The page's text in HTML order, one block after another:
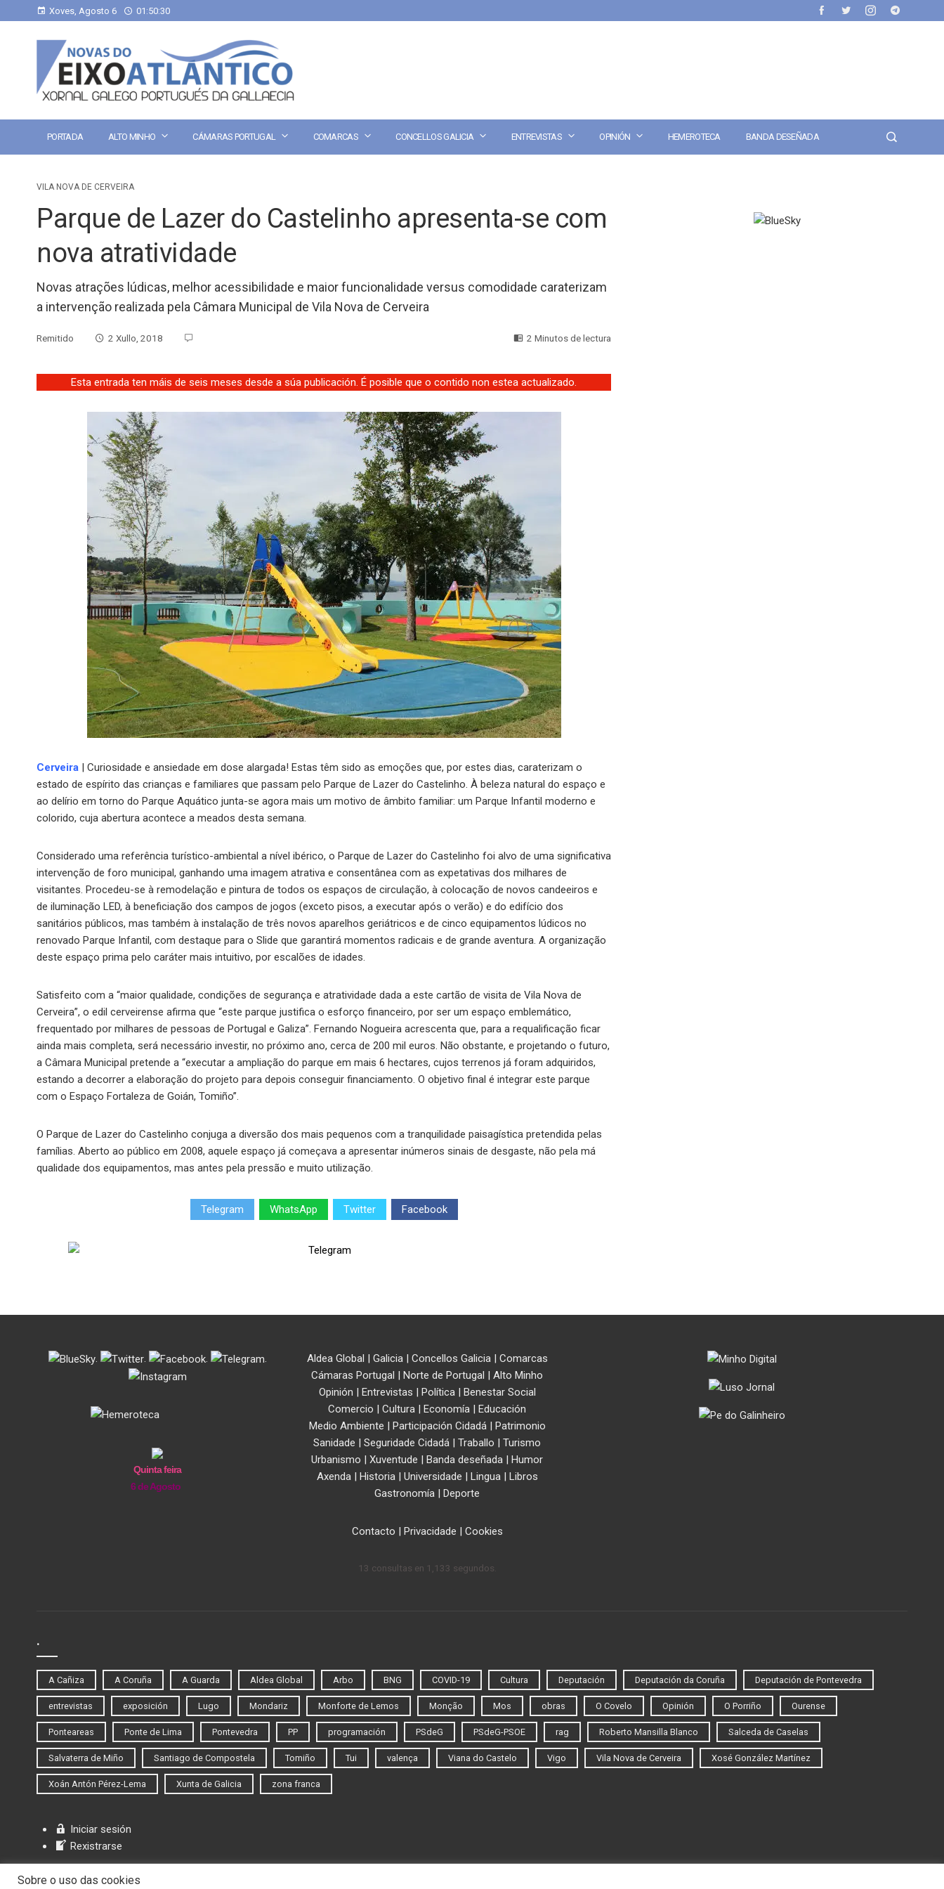
Xoves, Agosto 6 01:50:30
PORTADA ALTO MINHO CÁMARAS PORTUGAL COMARCAS CONCELLOS GALICIA ENTREVISTAS OPINIÓN HEMEROTECA BANDA DESEÑADA
VILA NOVA DE CERVEIRA
Parque de Lazer do Castelinho apresenta-se com
nova atratividade
Novas atrações lúdicas, melhor acessibilidade e maior funcionalidade versus comodidade caraterizam
a intervenção realizada pela Câmara Municipal de Vila Nova de Cerveira
Remitido 2 Xullo, 2018 2 Minutos de lectura
Esta entrada ten máis de seis meses desde a súa publicación. É posible que o contido non estea actualizado.
Cerveira | Curiosidade e ansiedade em dose alargada! Estas têm sido as emoções que, por estes dias, caraterizam o
estado de espírito das crianças e familiares que passam pelo Parque de Lazer do Castelinho. À beleza natural do espaço e
ao delírio em torno do Parque Aquático junta-se agora mais um motivo de âmbito familiar: um Parque Infantil moderno e
colorido, cuja abertura acontece a meados desta semana.
Considerado uma referência turístico-ambiental a nível ibérico, o Parque de Lazer do Castelinho foi alvo de uma significativa
intervenção de foro municipal, ganhando uma imagem atrativa e consentânea com as expetativas dos milhares de
visitantes. Procedeu-se à remodelação e pintura de todos os espaços de circulação, à colocação de novos candeeiros e
de iluminação LED, à beneficiação dos campos de jogos (exceto pisos, a executar após o verão) e do edifício dos
sanitários públicos, mas também à instalação de três novos aparelhos geriátricos e de cinco equipamentos lúdicos no
renovado Parque Infantil, com destaque para o Slide que garantirá momentos radicais e de grande aventura. A organização
deste espaço prima pelo caráter mais intuitivo, por escalões de idades.
Satisfeito com a “maior qualidade, condições de segurança e atratividade dada a este cartão de visita de Vila Nova de
Cerveira”, o edil cerveirense afirma que “este parque justifica o esforço financeiro, por ser um espaço emblemático,
frequentado por milhares de pessoas de Portugal e Galiza”. Fernando Nogueira acrescenta que, para a requalificação ficar
ainda mais completa, será necessário investir, no próximo ano, cerca de 200 mil euros. Não obstante, e projetando o futuro,
a Câmara Municipal pretende a “executar a ampliação do parque em mais 6 hectares, cujos terrenos já foram adquiridos,
estando a decorrer a elaboração do projeto para depois conseguir financiamento. O objetivo final é integrar este parque
com o Espaço Fortaleza de Goián, Tomiño”.
O Parque de Lazer do Castelinho conjuga a diversão dos mais pequenos com a tranquilidade paisagística pretendida pelas
famílias. Aberto ao público em 2008, aquele espaço já começava a apresentar inúmeros sinais de desgaste, não pela má
qualidade dos equipamentos, mas antes pela pressão e muito utilização.
Telegram WhatsApp Twitter Facebook
. . . .
Quinta feira
6 de Agosto
Aldea Global | Galicia| Concellos Galicia| Comarcas
Cámaras Portugal | Norte de Portugal | Alto Minho
Opinión | Entrevistas | Política| Benestar Social
Comercio | Cultura | Economía | Educación
Medio Ambiente | Participación Cidadá| Patrimonio
Sanidade | Seguridade Cidadá | Traballo | Turismo
Urbanismo | Xuventude | Banda deseñada | Humor
Axenda| Historia| Universidade | Lingua| Libros
Gastronomía | Deporte
Contacto | Privacidade | Cookies
13 consultas en 1,133 segundos.
.
A Cañiza A Coruña A Guarda Aldea Global Arbo BNG COVID-19 Cultura Deputación Deputación da Coruña Deputación de Pontevedra
entrevistas exposición Lugo Mondariz Monforte de Lemos Monção Mos obras O Covelo Opinión O Porriño Ourense
Ponteareas Ponte de Lima Pontevedra PP programación PSdeG PSdeG-PSOE rag Roberto Mansilla Blanco Salceda de Caselas
Salvaterra de Miño Santiago de Compostela Tomiño Tui valença Viana do Castelo Vigo Vila Nova de Cerveira Xosé González Martínez
Xoán Antón Pérez-Lema Xunta de Galicia zona franca
Iniciar sesión
Rexistrarse
Sobre o uso das cookies